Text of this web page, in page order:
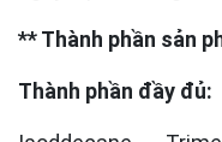
** Thành phần sản
Thành phần đầy đủ: